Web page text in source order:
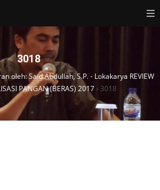
3018
oleh: Said Abdullah, S.P. - Lokakarya REVIEW
PANGAN (BERAS) 2017 › 3018